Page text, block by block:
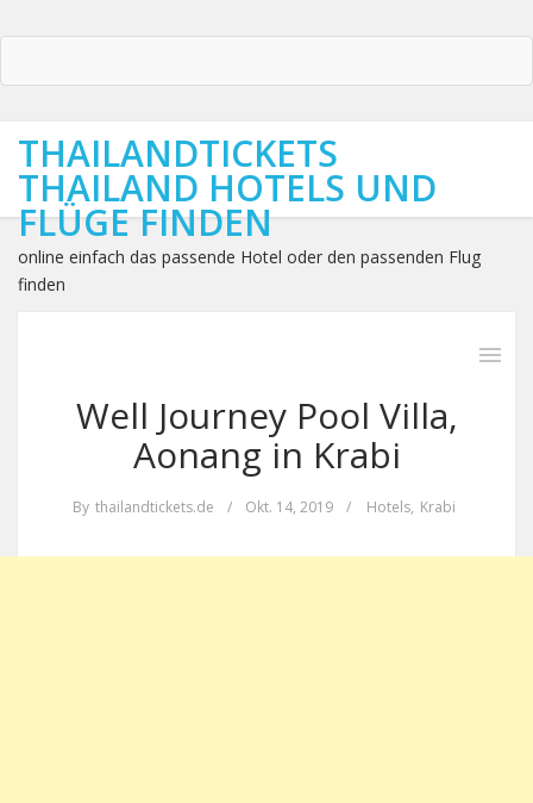
THAILANDTICKETS
THAILAND HOTELS UND
FLÜGE FINDEN
online einfach das passende Hotel oder den passenden Flug
finden
Well Journey Pool Villa,
Aonang in Krabi
By thailandtickets.de / Okt. 14, 2019 / Hotels, Krabi